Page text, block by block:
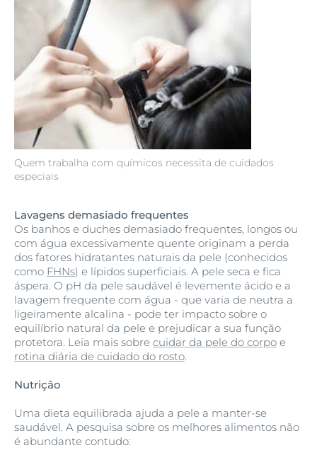
Quem trabalha com químicos necessita de cuidados
especiais
Lavagens demasiado frequentes
Os banhos e duches demasiado frequentes, longos ou
com água excessivamente quente originam a perda
dos fatores hidratantes naturais da pele (conhecidos
como FHNs) e lípidos superficiais. A pele seca e fica
áspera. O pH da pele saudável é levemente ácido e a
lavagem frequente com água - que varia de neutra a
ligeiramente alcalina - pode ter impacto sobre o
equilíbrio natural da pele e prejudicar a sua função
protetora. Leia mais sobre cuidar da pele do corpo e
rotina diária de cuidado do rosto.
Nutrição
Uma dieta equilibrada ajuda a pele a manter-se
saudável. A pesquisa sobre os melhores alimentos não
é abundante contudo: